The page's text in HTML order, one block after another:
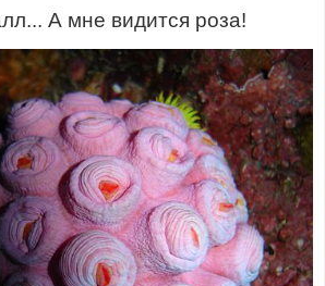
А мне видится роза!